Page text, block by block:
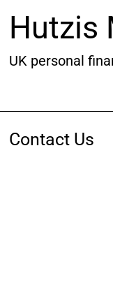
Hutzis
UK personal
Contact Us